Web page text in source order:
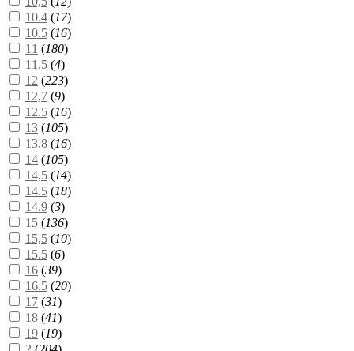
10.4 (17)
10.5 (16)
11 (180)
11,5 (4)
12 (223)
12,7 (9)
12.5 (16)
13 (105)
13,8 (16)
14 (105)
14,5 (14)
14.5 (18)
14.9 (3)
15 (136)
15,5 (10)
15.5 (6)
16 (39)
16.5 (20)
17 (31)
18 (41)
19 (19)